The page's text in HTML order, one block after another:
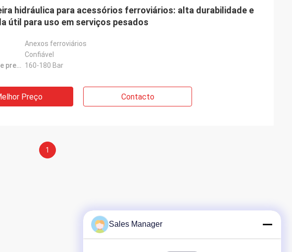
hidráulica para acessórios ferroviários: alta durabilidade e
útil para uso em serviços pesados
Anexos ferroviários
Confiável
Intervalo de pressão do óleo: 160-180 Bar
Preço Contacto
1
Sales Manager